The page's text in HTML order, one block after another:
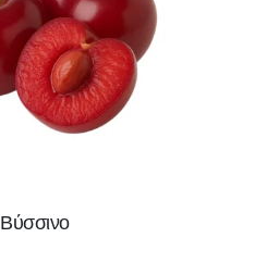
Βύσσινο